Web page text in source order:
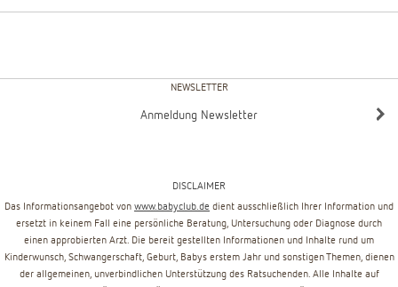
NEWSLETTER
Anmeldung Newsletter
DISCLAIMER
Das Informationsangebot von www.babyclub.de dient ausschließlich Ihrer Information und
ersetzt in keinem Fall eine persönliche Beratung, Untersuchung oder Diagnose durch
einen approbierten Arzt. Die bereit gestellten Informationen und Inhalte rund um
Kinderwunsch, Schwangerschaft, Geburt, Babys erstem Jahr und sonstigen Themen, dienen
der allgemeinen, unverbindlichen Unterstützung des Ratsuchenden. Alle Inhalte auf